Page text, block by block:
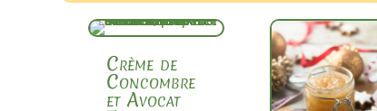
Crème de
Concombre
et Avocat